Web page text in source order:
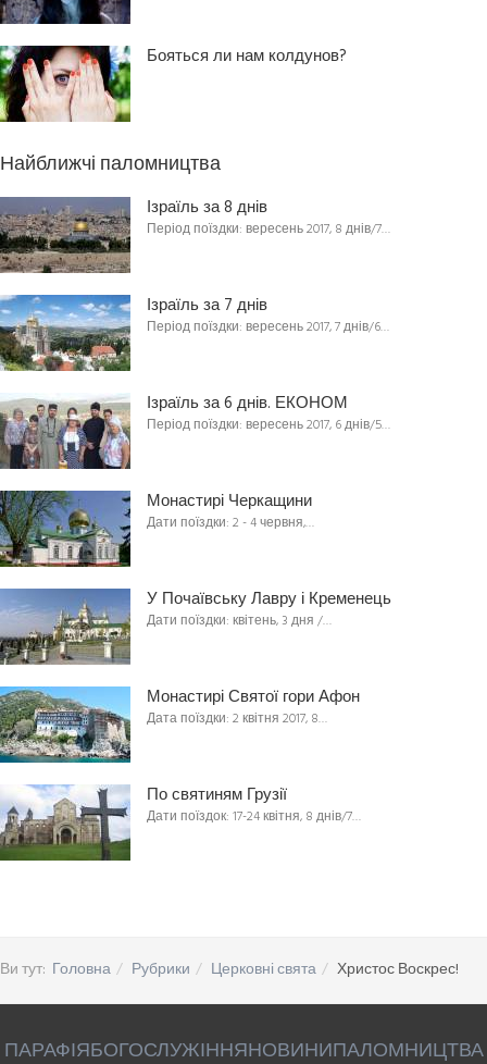
Бояться ли нам колдунов?
Найближчі паломництва
Ізраїль за 8 днів
Період поїздки: вересень 2017, 8 днів/7…
Ізраїль за 7 днів
Період поїздки: вересень 2017, 7 днів/6…
Ізраїль за 6 днів. ЕКОНОМ
Період поїздки: вересень 2017, 6 днів/5…
Монастирі Черкащини
Дати поїздки: 2 - 4 червня,…
У Почаївську Лавру і Кременець
Дати поїздки: квітень, 3 дня /…
Монастирі Святої гори Афон
Дата поїздки: 2 квітня 2017, 8…
По святиням Грузії
Дати поїздок: 17-24 квітня, 8 днів/7…
Ви тут: Головна Рубрики Церковні свята Христос Воскрес!
ПАРАФІЯБОГОСЛУЖІННЯНОВИНИПАЛОМНИЦТВА